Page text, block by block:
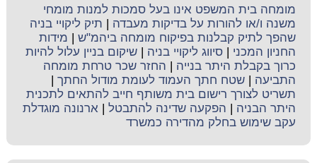
מומחה בית המשפט אינו בעל סמכות למנות מומחי
משנה ו/או להורות על בדיקות מעבדה
תיק ליקויי בניה
שהפך לתיק קבלנות בפיקוח מומחה ביהמ"ש
מידות
החניון המכני |סיווג ליקויי בניה |שיקום בניין עלול להיות
כרוך בקבלת היתר בנייה
החזר שכר טרחת מומחה
התביעה |שטח חתך העמוד לעומת מודול החתך
תשריט לצורך רישום בית משותף חייב להתאים לתכנית
היתר הבניה
הפקעה שדינה להתבטל |ארנונה מוגדלת
עקב שימוש בחלק מהדירה כמשרד